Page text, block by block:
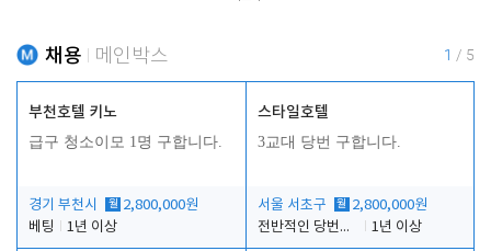
채용 메인박스 1 / 5
부천호텔 키노
급구 청소이모 1명 구합니다.
경기 부천시 월 2,800,000원
베팅
1년 이상
스타일호텔
3교대 당번 구합니다.
서울 서초구 월 2,800,000원
전반적인 당번업무
1년 이상